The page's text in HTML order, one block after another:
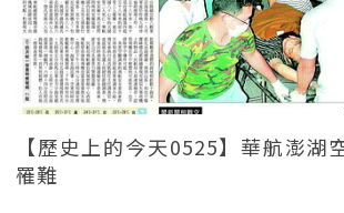
【歷史上的今天0525】華航澎湖
罹難